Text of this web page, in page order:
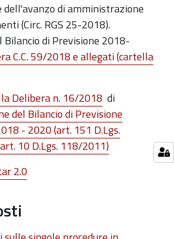
dell'avanzo di amministrazione
(Circ. RGS 25-2018).
Bilancio di Previsione 2018-
C.C. 59/2018 e allegati (cartella
Delibera n. 16/2018 di
del Bilancio di Previsione
- 2020 (art. 151 D.Lgs.
10 D.Lgs. 118/2011)
2.0